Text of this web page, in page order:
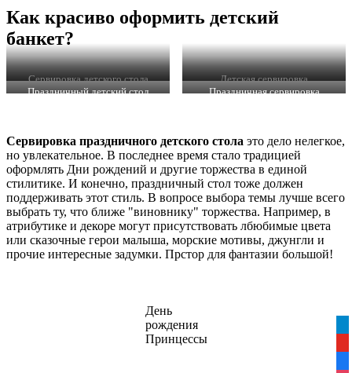
Как красиво оформить детский
банкет?
Сервировка детского стола
Детская сервировка
Праздничный детский стол
Праздничная сервировка
Сервировка праздничного детского стола это дело нелегкое,
но увлекательное. В последнее время стало традицией
оформлять Дни рождений и другие торжества в единой
стилитике. И конечно, праздничный стол тоже должен
поддерживать этот стиль. В вопросе выбора темы лучше всего
выбрать ту, что ближе "виновнику" торжества. Например, в
атрибутике и декоре могут присутствовать лбюбимые цвета
или сказочные герои малыша, морские мотивы, джунгли и
прочие интересные задумки. Прстор для фантазии большой!
День
рождения
Принцессы